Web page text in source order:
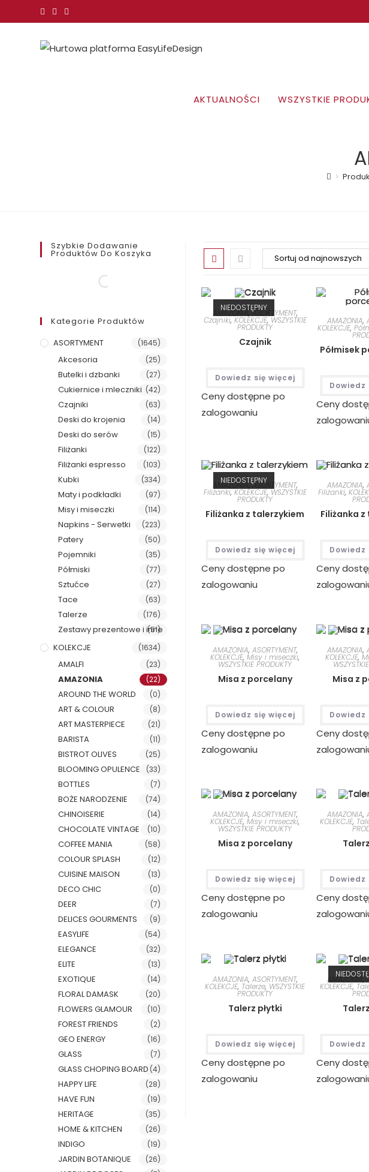
treści
AKTUALNOŚCI WSZYSTKIE
>
NIEDOSTĘPNY
AMAZONIA,ASORTYMENT,
Czajniki, KOLEKCJE, WSZYSTKIE
PRODUKTY
Czajnik
Dowiedz się więcej
Ceny dostępne po
zalogowaniu
AMAZONIA,
KOLEKCJE,
Półmisek
Dowiedz
Ceny
NIEDOSTĘPNY
AMAZONIA,ASORTYMENT,
Filiżanki,KOLEKCJE,WSZYSTKIE
PRODUKTY
Filiżanka z talerzykiem
Dowiedz się więcej
Ceny dostępne po
zalogowaniu
AMAZONIA,
Filiżanki,
Filiżanka
Dowiedz
Ceny
AMAZONIA, ASORTYMENT,
KOLEKCJE,Misy i miseczki,
WSZYSTKIE PRODUKTY
Misa z porcelany
Dowiedz się więcej
Ceny dostępne po
zalogowaniu
AMAZONIA,
KOLEKCJE,
Misa z
Dowiedz
Ceny
AMAZONIA, ASORTYMENT,
KOLEKCJE,Misy i miseczki,
WSZYSTKIE PRODUKTY
Misa z porcelany
Dowiedz się więcej
Ceny dostępne po
zalogowaniu
AMAZONIA,
KOLEKCJE,
Dowiedz
Ceny
AMAZONIA, ASORTYMENT,
KOLEKCJE, Talerze, WSZYSTKIE
PRODUKTY
Talerz płytki
Dowiedz się więcej
Ceny dostępne po
zalogowaniu
AMAZONIA,
KOLEKCJE,
Dowiedz
Ceny
Szybkie Dodawanie
Produktów Do Koszyka
Kategorie Produktów
ASORTYMENT
(1645)
Akcesoria (25)
Butelki i dzbanki (27)
Cukiernice i mleczniki (42)
Czajniki (63)
Deski do krojenia (14)
Deski do serów (15)
Filiżanki (122)
Filiżanki espresso (103)
Kubki (334)
Maty i podkładki (97)
Misy i miseczki (114)
Napkins - Serwetki (223)
Patery (50)
Pojemniki (35)
Półmiski (77)
Sztućce (27)
Tace (63)
Talerze (176)
Zestawy prezentowe i inne
(51)
KOLEKCJE (1634)
AMALFI (23)
AMAZONIA (22)
AROUND THE WORLD (0)
ART & COLOUR (8)
ART MASTERPIECE (21)
BARISTA (11)
BISTROT OLIVES (25)
BLOOMING OPULENCE (33)
BOTTLES (7)
BOŻE NARODZENIE (74)
CHINOISERIE (14)
CHOCOLATE VINTAGE (10)
COFFEE MANIA (58)
COLOUR SPLASH (12)
CUISINE MAISON (13)
DECO CHIC (0)
DEER (7)
DELICES GOURMENTS (9)
EASYLIFE (54)
ELEGANCE (32)
ELITE (13)
EXOTIQUE (14)
FLORAL DAMASK (20)
FLOWERS GLAMOUR (10)
FOREST FRIENDS (2)
GEO ENERGY (16)
GLASS (7)
GLASS CHOPING BOARD (4)
HAPPY LIFE (28)
HAVE FUN (19)
HERITAGE (35)
HOME & KITCHEN (26)
INDIGO (19)
JARDIN BOTANIQUE (26)